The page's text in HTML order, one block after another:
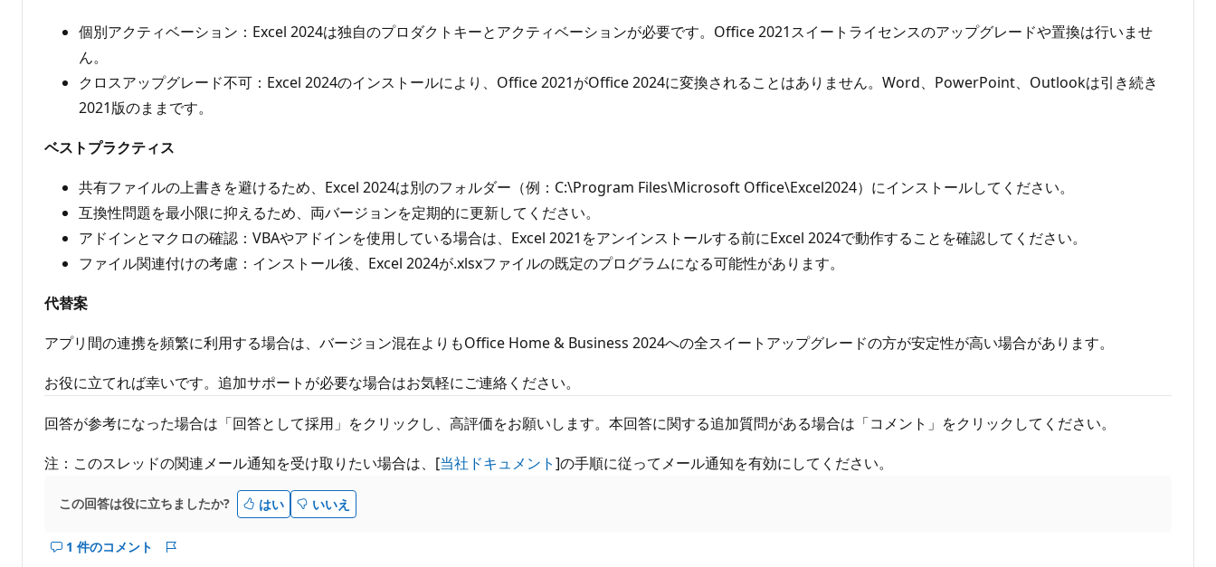
個別アクティベーション：Excel 2024は独自のプロダクトキーとアクティベーションが必要です。Office 2021スイートライセンスのアップグレードや置換は行いませ
ん。
クロスアップグレード不可：Excel 2024のインストールにより、Office 2021がOffice 2024に変換されることはありません。Word、PowerPoint、Outlookは引き続き
2021版のままです。
ベストプラクティス
共有ファイルの上書きを避けるため、Excel 2024は別のフォルダー（例：C:\Program Files\Microsoft Office\Excel2024）にインストールしてください。
互換性問題を最小限に抑えるため、両バージョンを定期的に更新してください。
アドインとマクロの確認：VBAやアドインを使用している場合は、Excel 2021をアンインストールする前にExcel 2024で動作することを確認してください。
ファイル関連付けの考慮：インストール後、Excel 2024が.xlsxファイルの既定のプログラムになる可能性があります。
代替案
アプリ間の連携を頻繁に利用する場合は、バージョン混在よりもOffice Home & Business 2024への全スイートアップグレードの方が安定性が高い場合があります。
お役に立てれば幸いです。追加サポートが必要な場合はお気軽にご連絡ください。
回答が参考になった場合は「回答として採用」をクリックし、高評価をお願いします。本回答に関する追加質問がある場合は「コメント」をクリックしてください。
注：このスレッドの関連メール通知を受け取りたい場合は、[当社ドキュメント]の手順に従ってメール通知を有効にしてください。
この回答は役に立ちましたか? はい いいえ
1 件のコメント
こ